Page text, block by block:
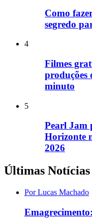
Como
segredo
4
Filmes
produções
minuto
5
Pearl Jam
Horizonte
2026
Últimas Notícias
Por Lucas Machado